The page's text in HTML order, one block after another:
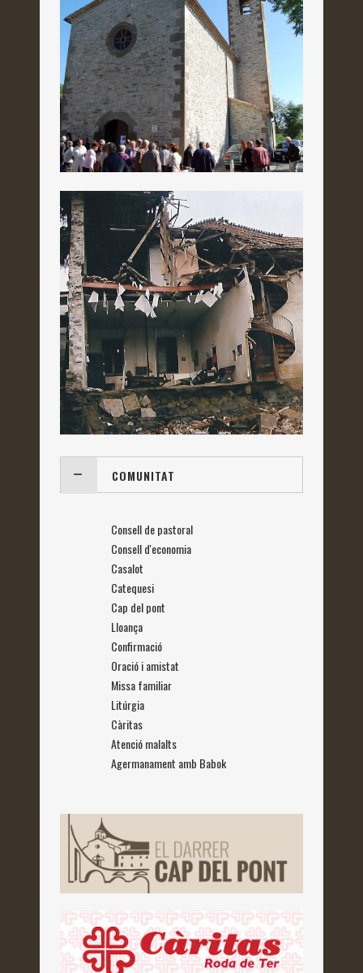
COMUNITAT
Consell de pastoral
Consell d'economia
Casalot
Catequesi
Cap del pont
Lloança
Confirmació
Oració i amistat
Missa familiar
Litúrgia
Càritas
Atenció malalts
Agermanament amb Babok